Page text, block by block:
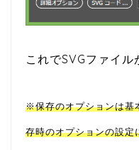
これでSVGファイル
※保存のオプションは基
存時のオプションの設